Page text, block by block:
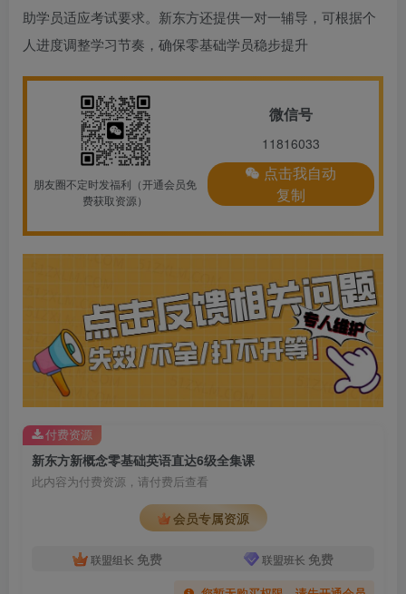
助学员适应考试要求。新东方还提供一对一辅导，可根据个
人进度调整学习节奏，确保零基础学员稳步提升
朋友圈不定时发福利（开通会员免
费获取资源）
微信号
11816033
点击我自动
复制
新东方新概念零基础英语直达6级全集课
此内容为付费资源，请付费后查看
会员专属资源
联盟组长 免费 联盟班长 免费
付费资源